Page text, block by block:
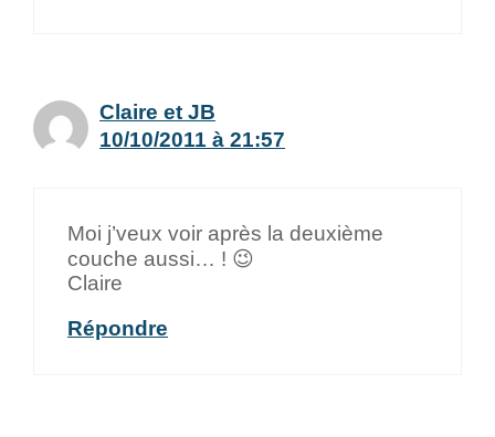
Claire et JB
10/10/2011 à 21:57
Moi j’veux voir après la deuxième
couche aussi… ! 😉
Claire
Répondre